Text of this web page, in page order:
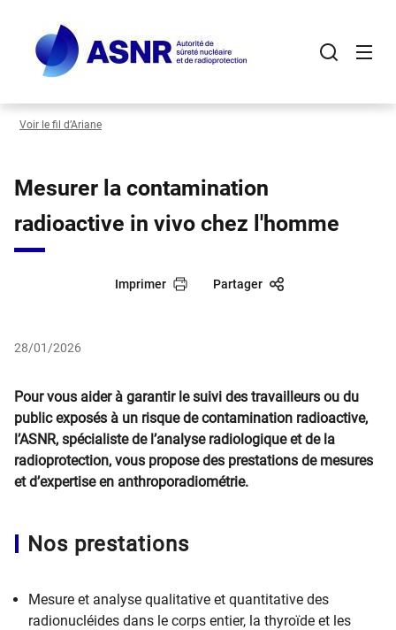
contenu
principal
Voir le fil d’Ariane
Mesurer la contamination
radioactive in vivo chez l'homme
Imprimer Partager
28/01/2026
Pour vous aider à garantir le suivi des travailleurs ou du
public exposés à un risque de contamination radioactive,
l’ASNR, spécialiste de l’analyse radiologique et de la
radioprotection, vous propose des prestations de mesures
et d’expertise en anthroporadiométrie.
Nos prestations
Mesure et analyse qualitative et quantitative des
radionucléides dans le corps entier, la thyroïde et les